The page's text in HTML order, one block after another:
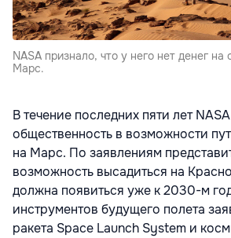
NASA признало, что у него нет денег
Марс.
В течение последних пяти лет
общественность в возможности
на Марс. По заявлениям
возможность высадиться на
должна появиться уже к 2030-м
инструментов будущего полета
ракета Space Launch System и